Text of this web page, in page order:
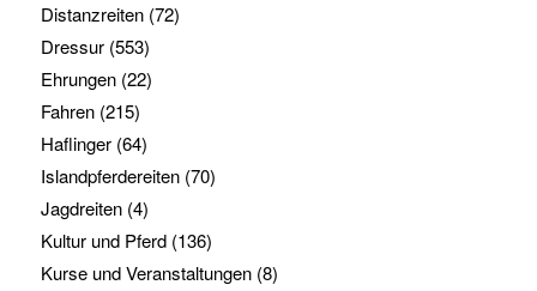
Distanzreiten(72)
Dressur(553)
Ehrungen(22)
Fahren(215)
Haflinger(64)
Islandpferdereiten(70)
Jagdreiten(4)
Kultur und Pferd(136)
Kurse und Veranstaltungen(8)